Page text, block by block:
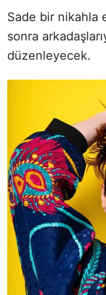
Sade bir nikahla
sonra
düzenleyecek.